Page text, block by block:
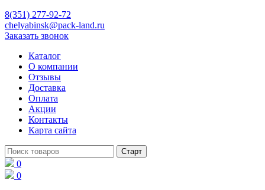
8(351) 277-92-72
chelyabinsk@pack-land.ru
Заказать звонок
Каталог
О компании
Отзывы
Доставка
Оплата
Акции
Контакты
Карта сайта
0
0